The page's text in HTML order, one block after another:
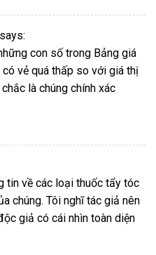
says:
con số trong Bảng giá
có vẻ quá thấp so với giá thị
là chúng chính xác
tin về các loại thuốc tẩy tóc
chúng. Tôi nghĩ tác giả nên
giả có cái nhìn toàn diện